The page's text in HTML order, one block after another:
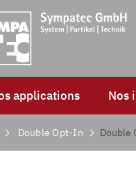
applications Nos
Double Opt-In Double